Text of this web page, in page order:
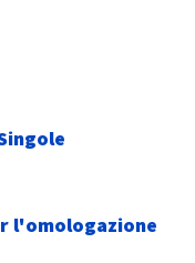
l'omologazione